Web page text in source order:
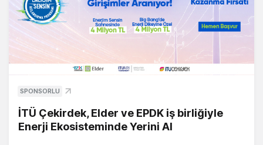
SPONSORLU
İTÜ Çekirdek, Elder ve EPDK iş birliğiyle
Enerji Ekosisteminde Yerini Al